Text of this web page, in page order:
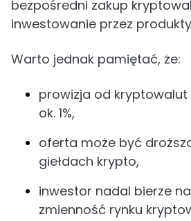
bezpośredni zakup
inwestowanie przez produkty
Warto jednak pamiętać, że:
prowizja od kryptowalut
ok. 1%,
oferta może być
giełdach krypto,
inwestor nadal bierze
zmienność rynku